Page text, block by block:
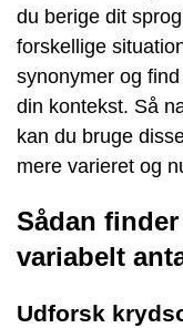
du berige dit
forskellige
synonymer og
din kontekst. Så
kan du bruge
mere varieret og
Sådan
variabelt
Udforsk